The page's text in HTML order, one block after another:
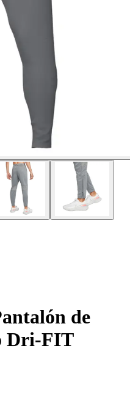
de
Dri-FIT